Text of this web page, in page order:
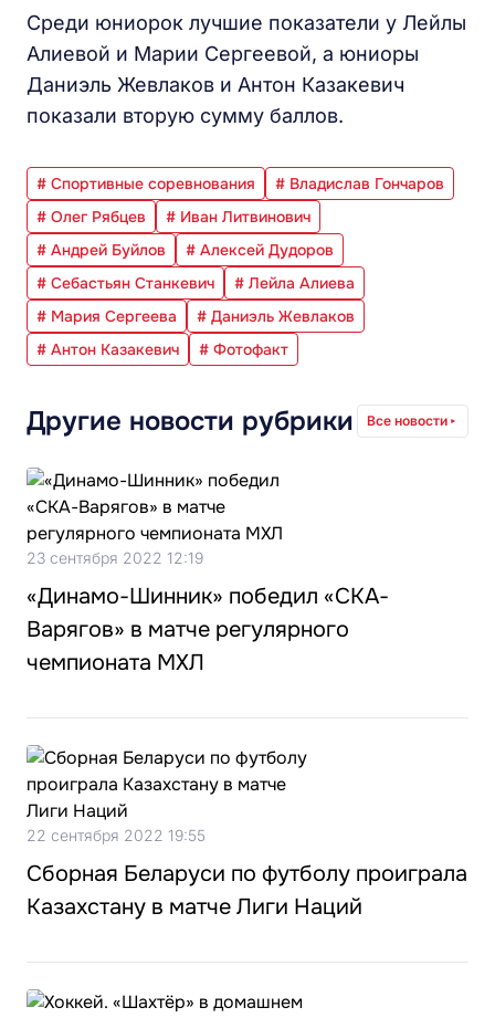
Среди юниорок лучшие показатели у Лейлы
Алиевой и Марии Сергеевой, а юниоры
Даниэль Жевлаков и Антон Казакевич
показали вторую сумму баллов.
# Спортивные соревнования
# Владислав Гончаров
# Олег Рябцев
# Иван Литвинович
# Андрей Буйлов
# Алексей Дудоров
# Себастьян Станкевич
# Лейла Алиева
# Мария Сергеева
# Даниэль Жевлаков
# Антон Казакевич
# Фотофакт
Другие новости рубрики Все новости
23 сентября 2022 12:19
«Динамо-Шинник» победил «СКА-
Варягов» в матче регулярного
чемпионата МХЛ
22 сентября 2022 19:55
Сборная Беларуси по футболу проиграла
Казахстану в матче Лиги Наций